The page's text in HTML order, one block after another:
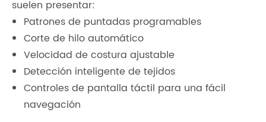
suelen presentar:
Patrones de puntadas programables
Corte de hilo automático
Velocidad de costura ajustable
Detección inteligente de tejidos
Controles de pantalla táctil para una fácil
navegación